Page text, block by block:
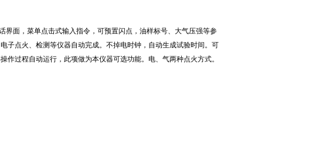
界面，菜单点击式输入指令，可预置闪点，油样标号、大气压强等参
子点火、检测等仪器自动完成。不掉电时钟，自动生成试验时间。可
作过程自动运行，此项做为本仪器可选功能。电、气两种点火方式。